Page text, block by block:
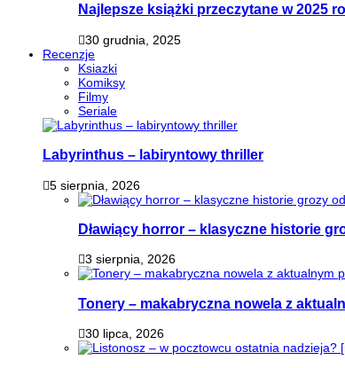
Najlepsze książki przeczytane w 2025
30 grudnia, 2025
Recenzje
Ksiazki
Komiksy
Filmy
Seriale
Labyrinthus – labiryntowy thriller
5 sierpnia, 2026
Dławiący horror – klasyczne historie
3 sierpnia, 2026
Tonery – makabryczna nowela z
30 lipca, 2026